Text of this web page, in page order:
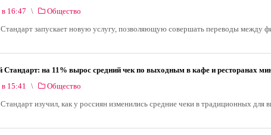
16:47
Общество
запускает новую услугу, позволяющую совершать переводы между
Стандарт: на 11% вырос средний чек по выходным в кафе и ресторанах
15:41
Общество
изучил, как у россиян изменились средние чеки в традиционных для